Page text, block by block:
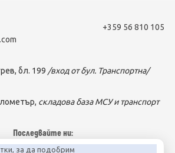
за да подобрим
+359 56 810 105
бл. 199 /вход от бул. Транспортна/
складова база МСУ и транспорт
Последвайте ни: